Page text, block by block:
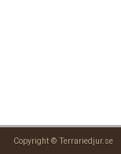
Copyright © Terrariedjur.se